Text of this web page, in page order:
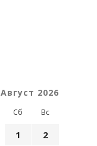
Август 2026
Сб Вс
1
2